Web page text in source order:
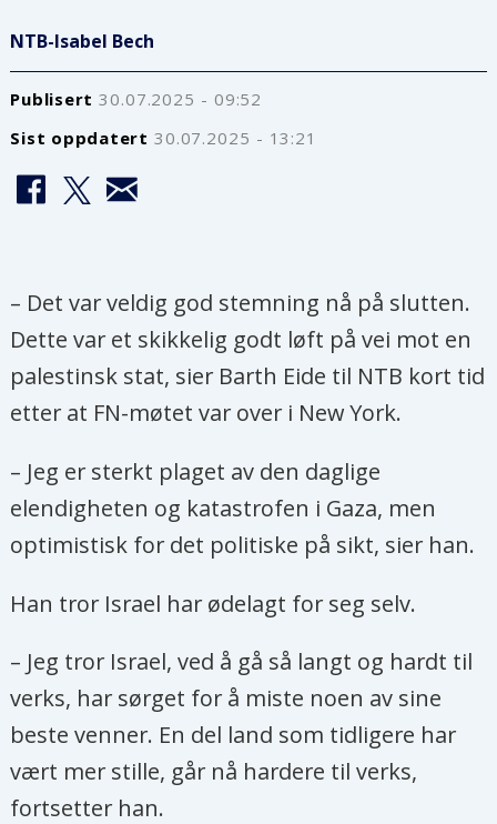
NTB-Isabel Bech
Publisert
30.07.2025 - 09:52
Sist oppdatert
30.07.2025 - 13:21
– Det var veldig god stemning nå på slutten.
Dette var et skikkelig godt løft på vei mot en
palestinsk stat, sier Barth Eide til NTB kort tid
etter at FN-møtet var over i New York.
– Jeg er sterkt plaget av den daglige
elendigheten og katastrofen i Gaza, men
optimistisk for det politiske på sikt, sier han.
Han tror Israel har ødelagt for seg selv.
– Jeg tror Israel, ved å gå så langt og hardt til
verks, har sørget for å miste noen av sine
beste venner. En del land som tidligere har
vært mer stille, går nå hardere til verks,
fortsetter han.